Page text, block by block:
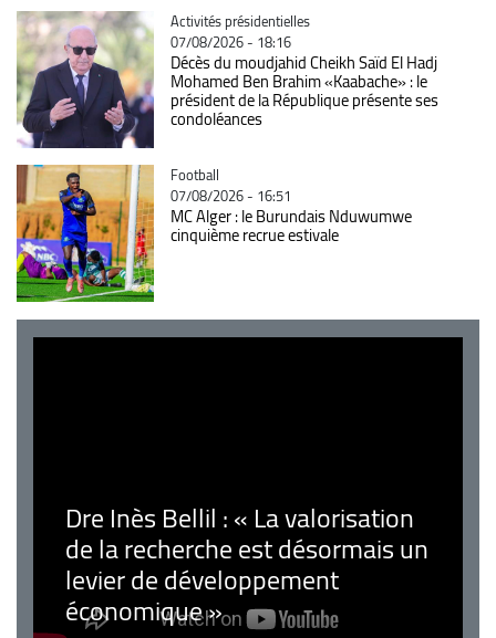
Catégorie
Activités présidentielles
07/08/2026 - 18:16
Décès du moudjahid Cheikh Saïd El Hadj
Mohamed Ben Brahim «Kaabache» : le
président de la République présente ses
condoléances
Catégorie
Football
07/08/2026 - 16:51
MC Alger : le Burundais Nduwumwe
cinquième recrue estivale
Dre Inès Bellil : « La valorisation
de la recherche est désormais un
levier de développement
économique »